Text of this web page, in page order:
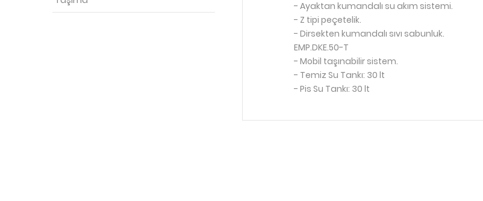
- Ayaktan kumandalı su akım sistemi.
- Z tipi peçetelik.
- Dirsekten kumandalı sıvı sabunluk.
EMP.DKE.50-T
- Mobil taşınabilir sistem.
- Temiz Su Tankı: 30 lt
- Pis Su Tankı: 30 lt